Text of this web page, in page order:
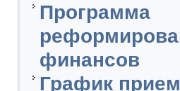
Программа
финансов
График